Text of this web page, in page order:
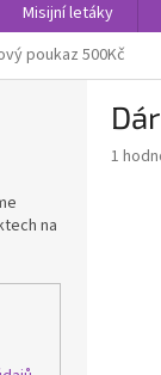
Misijní letáky
poukaz 500Kč
na
1